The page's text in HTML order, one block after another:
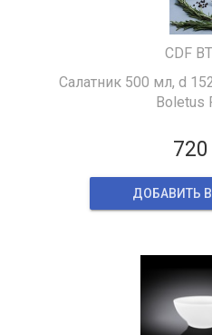
CDF
Салатник 500 мл, d
Boletus
720
ДОБАВИТЬ